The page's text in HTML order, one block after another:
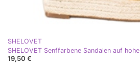
SHELOVET
SHELOVET Senffarbene Sandalen auf
19,50 €